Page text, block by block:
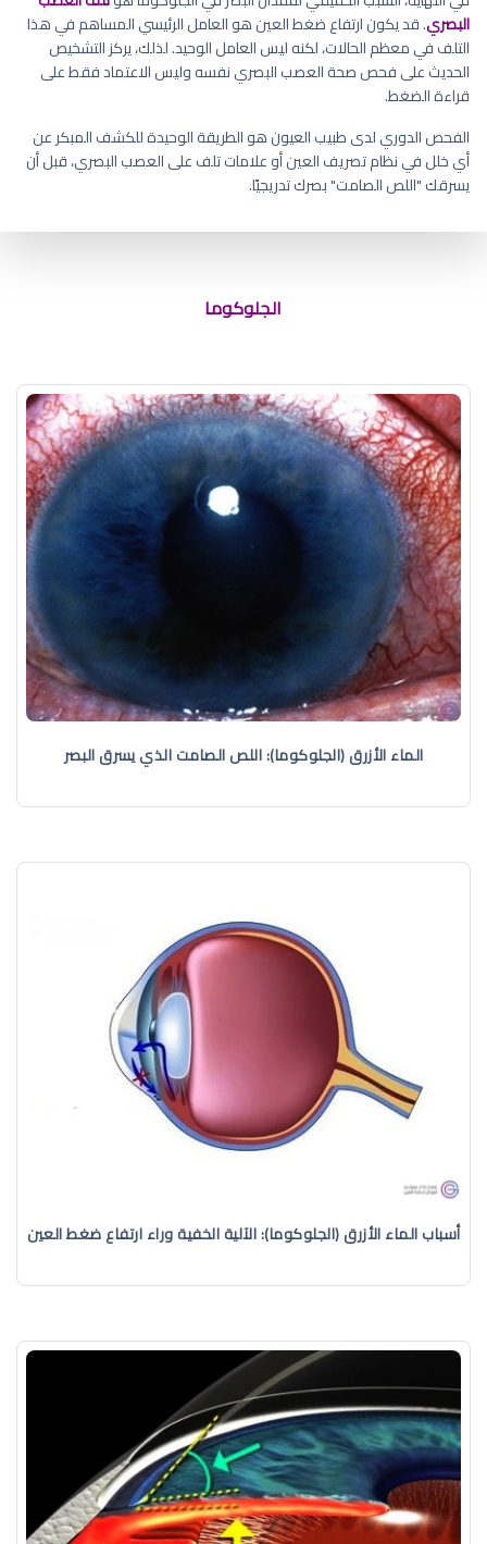
البصري. قد يكون ارتفاع ضغط العين هو العامل الرئيسي المساهم في هذا
التلف في معظم الحالات، لكنه ليس العامل الوحيد. لذلك، يركز التشخيص
الحديث على فحص صحة العصب البصري نفسه وليس الاعتماد فقط على
قراءة الضغط.
الفحص الدوري لدى طبيب العيون هو الطريقة الوحيدة للكشف المبكر عن
أي خلل في نظام تصريف العين أو علامات تلف على العصب البصري، قبل أن
يسرقك "اللص الصامت" بصرك تدريجيًا.
الجلوكوما
الماء الأزرق (الجلوكوما): اللص الصامت الذي يسرق البصر
أسباب الماء الأزرق (الجلوكوما): الآلية الخفية وراء ارتفاع ضغط العين